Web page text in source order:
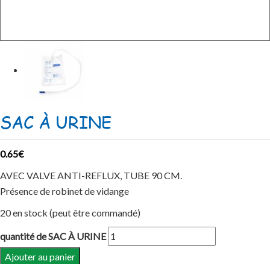
SAC À URINE
0.65€
AVEC VALVE ANTI-REFLUX, TUBE 90 CM.
Présence de robinet de vidange
20 en stock (peut être commandé)
quantité de SAC À URINE
Ajouter au panier